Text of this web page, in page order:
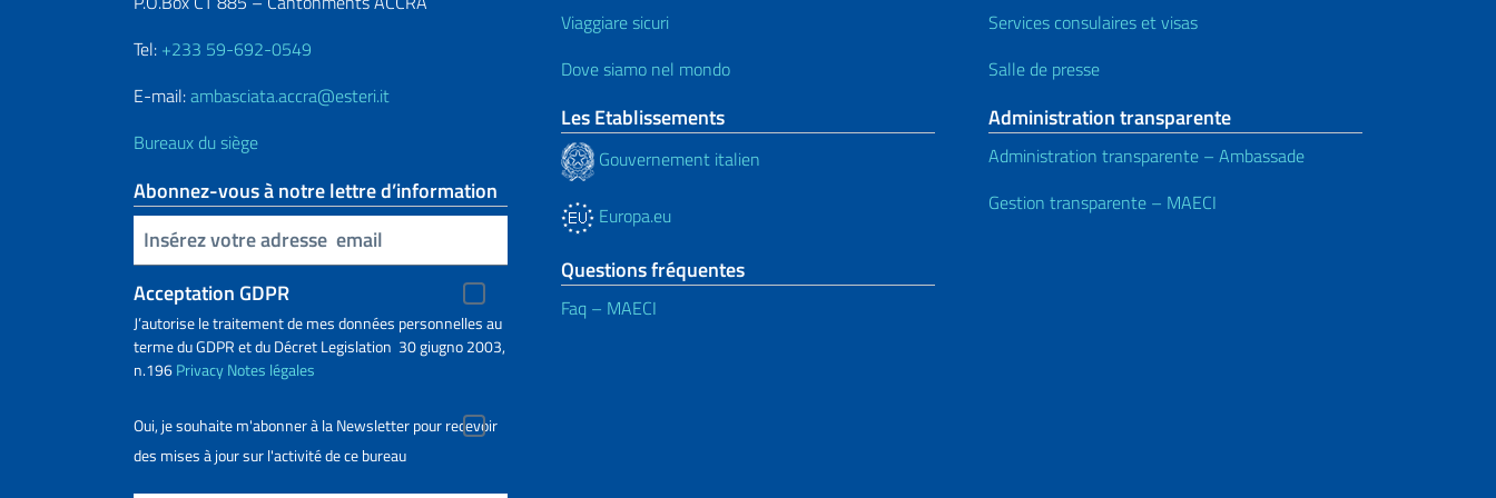
Tel: +233 59-692-0549
E-mail:ambasciata.accra@esteri.it
Bureaux du siège
Abonnez-vous à notre lettre d’information
Insert your email
Acceptation GDPR
J’autorise le traitement de mes données personnelles au
terme du GDPR et du Décret Legislation 30 giugno 2003,
n.196PrivacyNotes légales
Oui, je souhaite m'abonner à la Newsletter pour recevoir
des mises à jour sur l'activité de ce bureau
Viaggiare sicuri
Dove siamo nel mondo
Les Etablissements
Gouvernement italien
Europa.eu
Questions fréquentes
Faq – MAECI
Services consulaires et visas
Salle de presse
Administration transparente
Administration transparente – Ambassade
Gestion transparente – MAECI